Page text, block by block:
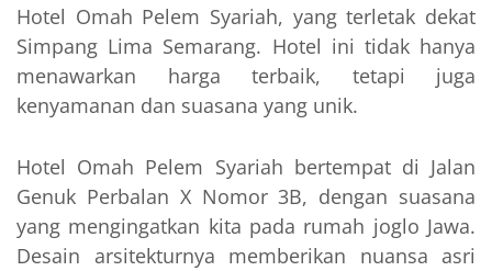
Hotel Omah Pelem Syariah, yang terletak dekat
Simpang Lima Semarang. Hotel ini tidak hanya
menawarkan harga terbaik, tetapi juga
kenyamanan dan suasana yang unik.
Hotel Omah Pelem Syariah bertempat di Jalan
Genuk Perbalan X Nomor 3B, dengan suasana
yang mengingatkan kita pada rumah joglo Jawa.
Desain arsitekturnya memberikan nuansa asri